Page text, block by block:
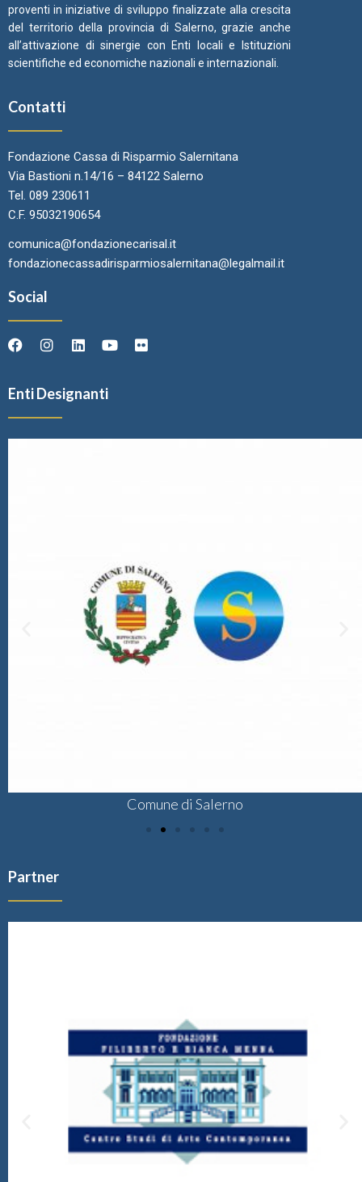
proventi in iniziative di sviluppo finalizzate alla crescita
del territorio della provincia di Salerno, grazie anche
all’attivazione di sinergie con Enti locali e Istituzioni
scientifiche ed economiche nazionali e internazionali.
Contatti
Fondazione Cassa di Risparmio Salernitana
Via Bastioni n.14/16 – 84122 Salerno
Tel. 089 230611
C.F. 95032190654
comunica@fondazionecarisal.it
fondazionecassadirisparmiosalernitana@legalmail.it
Social
Enti Designanti
Comune di Salerno
Partner